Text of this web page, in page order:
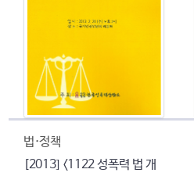
법·정책
[2013] <1122 성폭력 법 개